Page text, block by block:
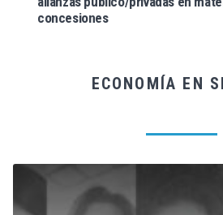
concesiones
ECONOMÍA EN